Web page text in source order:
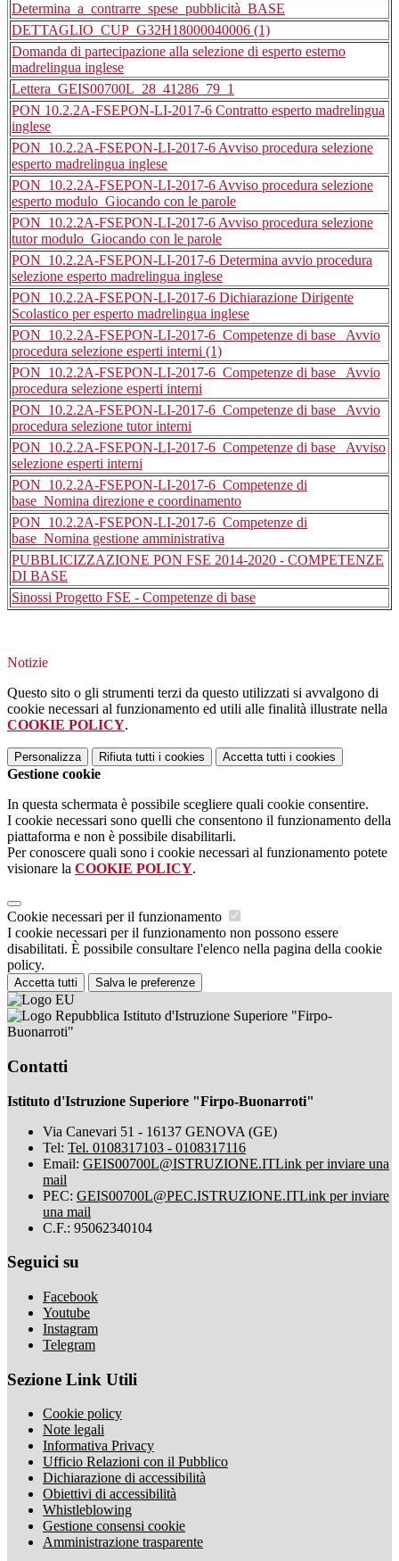
Determina_a_contrarre_spese_pubblicità_BASE
DETTAGLIO_CUP_G32H18000040006 (1)
Domanda di partecipazione alla selezione di esperto esterno
madrelingua inglese
Lettera_GEIS00700L_28_41286_79_1
PON 10.2.2A-FSEPON-LI-2017-6 Contratto esperto madrelingua
inglese
PON_10.2.2A-FSEPON-LI-2017-6 Avviso procedura selezione
esperto madrelingua inglese
PON_10.2.2A-FSEPON-LI-2017-6 Avviso procedura selezione
esperto modulo_Giocando con le parole
PON_10.2.2A-FSEPON-LI-2017-6 Avviso procedura selezione
tutor modulo_Giocando con le parole
PON_10.2.2A-FSEPON-LI-2017-6 Determina avvio procedura
selezione esperto madrelingua inglese
PON_10.2.2A-FSEPON-LI-2017-6 Dichiarazione Dirigente
Scolastico per esperto madrelingua inglese
PON_10.2.2A-FSEPON-LI-2017-6_Competenze di base_ Avvio
procedura selezione esperti interni (1)
PON_10.2.2A-FSEPON-LI-2017-6_Competenze di base_ Avvio
procedura selezione esperti interni
PON_10.2.2A-FSEPON-LI-2017-6_Competenze di base_ Avvio
procedura selezione tutor interni
PON_10.2.2A-FSEPON-LI-2017-6_Competenze di base_ Avviso
selezione esperti interni
PON_10.2.2A-FSEPON-LI-2017-6_Competenze di
base_Nomina direzione e coordinamento
PON_10.2.2A-FSEPON-LI-2017-6_Competenze di
base_Nomina gestione amministrativa
PUBBLICIZZAZIONE PON FSE 2014-2020 - COMPETENZE
DI BASE
Sinossi Progetto FSE - Competenze di base
Notizie
Questo sito o gli strumenti terzi da questo utilizzati si avvalgono di
cookie necessari al funzionamento ed utili alle finalità illustrate nella
COOKIE POLICY.
Personalizza Rifiuta tutti i cookies Accetta tutti i cookies
Gestione cookie
In questa schermata è possibile scegliere quali cookie consentire.
I cookie necessari sono quelli che consentono il funzionamento della
piattaforma e non è possibile disabilitarli.
Per conoscere quali sono i cookie necessari al funzionamento potete
visionare la COOKIE POLICY.
Cookie necessari per il funzionamento
I cookie necessari per il funzionamento non possono essere
disabilitati. È possibile consultare l'elenco nella pagina della cookie
policy.
Accetta tutti Salva le preferenze
Istituto d'Istruzione Superiore "Firpo-
Buonarroti"
Contatti
Istituto d'Istruzione Superiore "Firpo-Buonarroti"
Via Canevari 51 - 16137 GENOVA (GE)
Tel: Tel. 0108317103 - 0108317116
Email: GEIS00700L@ISTRUZIONE.ITLink per inviare una
mail
PEC: GEIS00700L@PEC.ISTRUZIONE.ITLink per inviare
una mail
C.F.: 95062340104
Seguici su
Facebook
Youtube
Instagram
Telegram
Sezione Link Utili
Cookie policy
Note legali
Informativa Privacy
Ufficio Relazioni con il Pubblico
Dichiarazione di accessibilità
Obiettivi di accessibilità
Whistleblowing
Gestione consensi cookie
Amministrazione trasparente